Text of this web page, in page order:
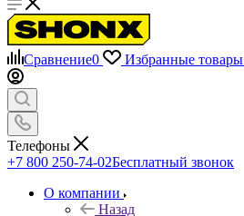
Сравнение0 Избранные товары
Телефоны
+7 800 250-74-02Бесплатный звонок
О компании
Назад